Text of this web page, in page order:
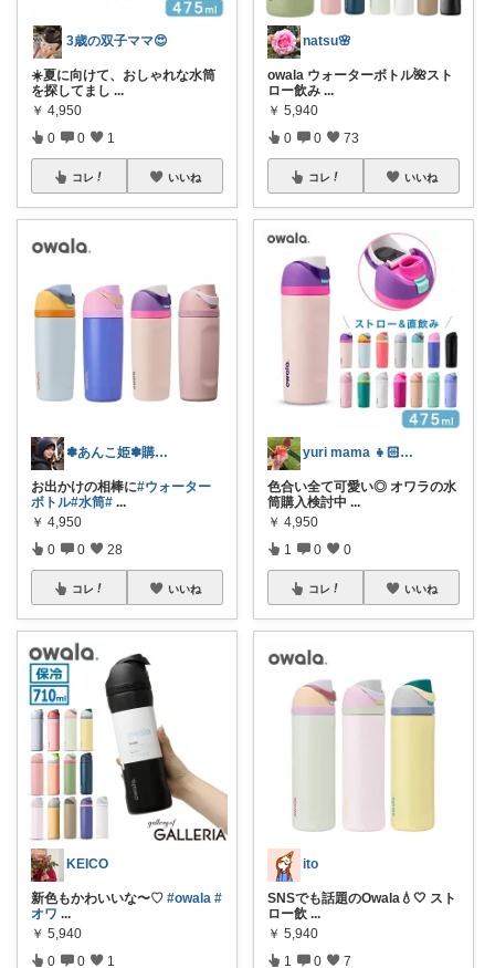
3歳の双子ママ😍
☀️夏に向けて、おしゃれな水筒
を探してまし ...
￥ 4,950
0 0 1
コレ いいね
✽あんこ姫✽購入ありがとうございます♪
お出かけの相棒に#ウォーター
ボトル#水筒# ...
￥ 4,950
0 0 28
コレ いいね
KEICO
新色もかわいいな〜♡ #owala #
オワ ...
￥ 5,940
0 0 1
natsu🌸
owala ウォーターボトル🌺スト
ロー飲み ...
￥ 5,940
0 0 73
コレ いいね
yuri mama 👧🏻👧🏻
色合い全て可愛い◎ オワラの水
筒購入検討中 ...
￥ 4,950
1 0 0
コレ いいね
ito
SNSでも話題のOwala💧🤍 スト
ロー飲 ...
￥ 5,940
1 0 7